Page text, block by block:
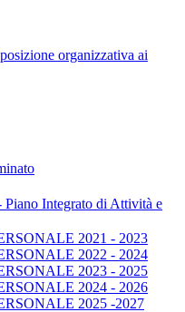
organizzativa ai
Integrato di Attività e
2021 - 2023
2022 - 2024
2023 - 2025
2024 - 2026
2025 -2027